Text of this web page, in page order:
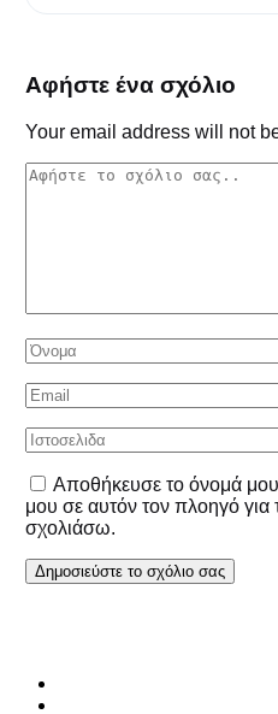
Αφήστε ένα σχόλιο
Your email address will not
Αποθήκευσε το όνομά
μου σε αυτόν τον πλοηγό
σχολιάσω.